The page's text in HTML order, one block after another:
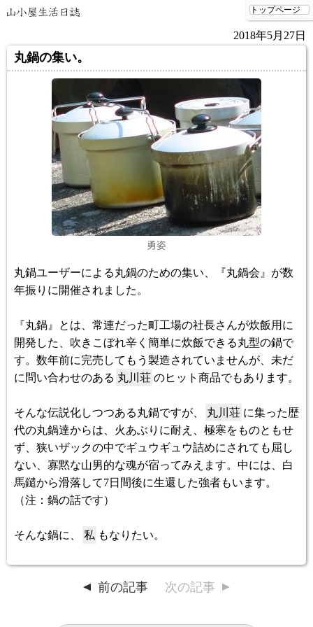
丸鍋の集い。
2018年5月27日
勇姿
丸鍋ユーザーによる丸鍋のための集い、『丸鍋会』が数
年振りに開催されました。
『丸鍋』とは、常連だった町工場の社長さんが炊飯用に
開発した、吹きこぼれ辛く簡単に炊飯できる丸型の鍋で
す。数年前に完売してもう製造されていませんが、未だ
に問い合わせのある 丸川荘 のヒット商品でもあります。
そんな伝説化しつつある丸鍋ですが、 丸川荘 に集った歴
代の丸鍋達からは、火あぶりに耐え、極寒をものともせ
ず、狭いザックの中でギュウギュウ詰めにされても屈し
ない、寡黙な山男的な魂が宿ってみえます。中には、白
馬鑓から滑落して7日間後に生還した強者もいます。
（注：鍋の話です）
そんな鍋に、 私 もなりたい。
前の記事 次の記事